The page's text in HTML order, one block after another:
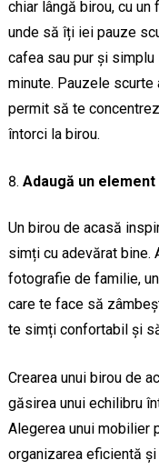
chiar lângă birou, cu
unde să îți iei pauze
cafea sau pur și
minute. Pauzele
permit să te
întorci la birou.
Adaugă un
Un birou de acasă
simți cu adevărat bine.
fotografie de familie,
care te face să
te simți confortabil și
Crearea unui birou de
găsirea unui echilibru
Alegerea unui mobilier
organizarea eficientă